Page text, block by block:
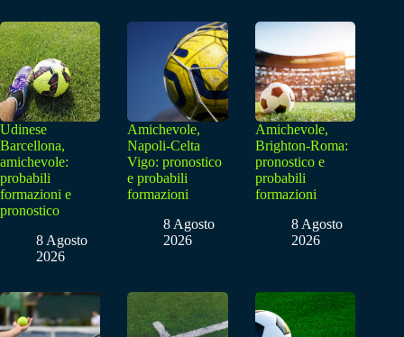
Udinese
Barcellona,
amichevole:
probabili
formazioni e
pronostico
8 Agosto
2026
Amichevole,
Napoli-Celta
Vigo: pronostico
e probabili
formazioni
8 Agosto
2026
Amichevole,
Brighton-Roma:
pronostico e
probabili
formazioni
8 Agosto
2026